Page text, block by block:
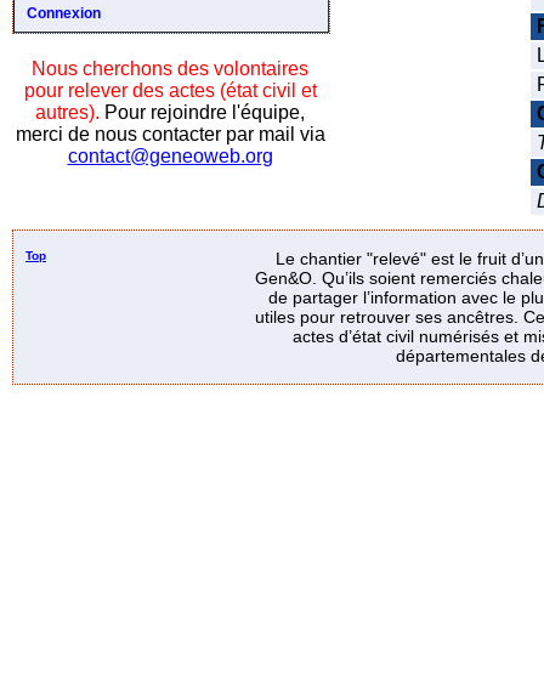
Connexion
Nous cherchons des volontaires
pour relever des actes (état civil et
autres). Pour rejoindre l'équipe,
merci de nous contacter par mail via
contact@geneoweb.org
Top
Le chantier "relevé" est le fruit
Gen&O. Qu’ils soient remerciés
de partager l’information avec le
utiles pour retrouver ses ancêtres.
actes d’état civil numérisés et
départementales